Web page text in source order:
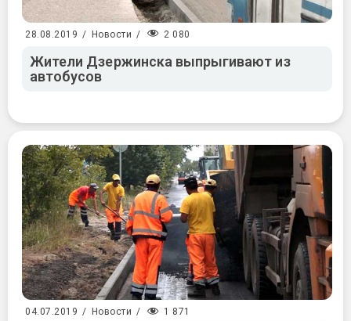
28.08.2019 / Новости / 2 080
Жители Дзержинска выпрыгивают из
автобусов
04.07.2019 / Новости / 1 871